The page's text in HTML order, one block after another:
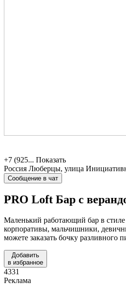
+7 (925... Показать
Россия Люберцы, улица
Сообщение в чат
PRO Loft Бар с
Маленький работающий бар в стиле
корпоративы, мальчишники,
можете заказать бочку
Добавить
в избранное
4331
Реклама